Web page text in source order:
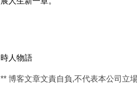
時人物語
** 博客文章文責自負,不代表本公司立